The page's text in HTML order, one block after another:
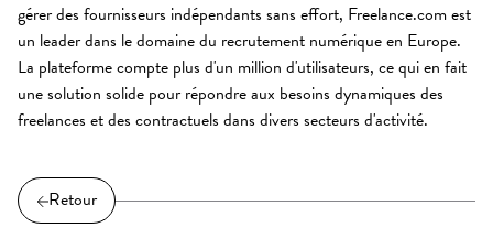
gérer des fournisseurs indépendants sans effort, Freelance.com est
un leader dans le domaine du recrutement numérique en Europe.
La plateforme compte plus d'un million d'utilisateurs, ce qui en fait
une solution solide pour répondre aux besoins dynamiques des
freelances et des contractuels dans divers secteurs d'activité.
Retour